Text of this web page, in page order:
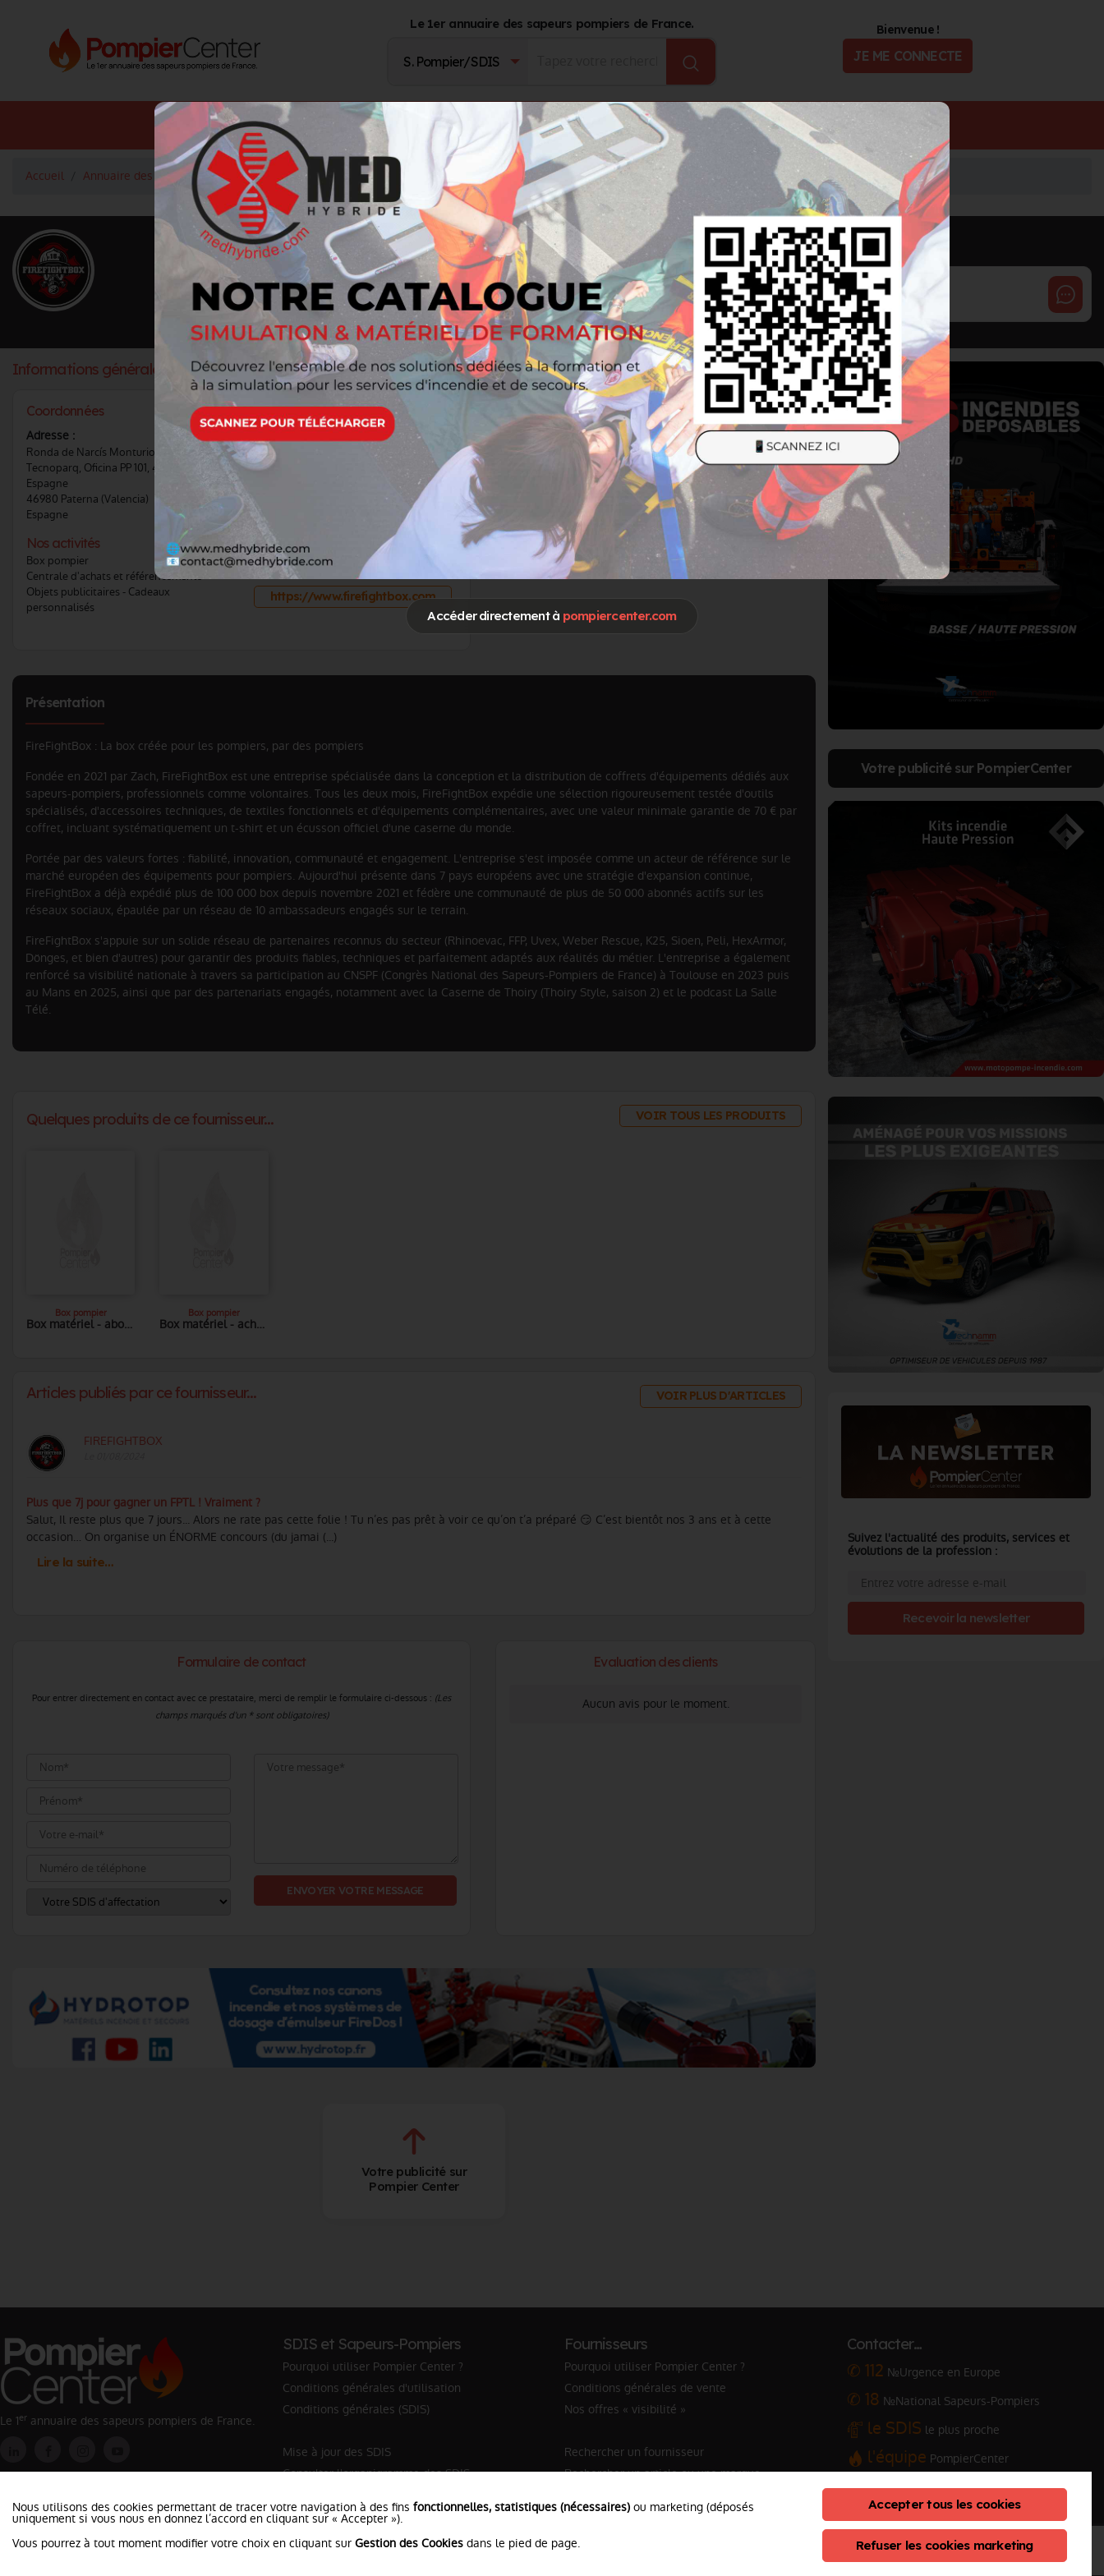
Accéder directement à pompiercenter.com
Le 1er annuaire des sapeurs pompiers de France. Bienvenue !
JE ME CONNECTE
Annuaire SDIS Annuaire Fournisseurs Catalogue Produits Journal d'actualité Offres d'Emploi
Accueil Annuaire des fournisseurs des Métiers du Feu Divers Articles pour amicale FIREFIGHTBOX
<Retour à la liste des fournisseurs
FIREFIGHTBOX
Activité principale
Articles pour amicale
INFORMATIONS MISES À JOUR IL Y A 30 JOURS
Cette page est gérée par :
Deleau Zach
FIREFIGHTBOX
Informations générales :
Coordonnées
Adresse :
Ronda de Narcís Monturiol, 7 y 9, Edificio
Tecnoparq, Oficina PP 101, 46980),
Espagne
46980 Paterna (Valencia)
Espagne
Nos activités
Box pompier
Centrale d'achats et référencements
Objets publicitaires - Cadeaux
personnalisés
Téléphone : Voir le numéro
Site internet
https://www.firefightbox.com
Présentation
FireFightBox : La box créée pour les pompiers, par des pompiers
Fondée en 2021 par Zach, FireFightBox est une entreprise spécialisée dans la conception et la distribution de coffrets d'équipements dédiés aux
sapeurs-pompiers, professionnels comme volontaires. Tous les deux mois, FireFightBox expédie une sélection rigoureusement testée d'outils
spécialisés, d'accessoires techniques, de textiles fonctionnels et d'équipements complémentaires, avec une valeur minimale garantie de 70 € par
coffret, incluant systématiquement un t-shirt et un écusson officiel d'une caserne du monde.
Portée par des valeurs fortes : fiabilité, innovation, communauté et engagement. L'entreprise s'est imposée comme un acteur de référence sur le
marché européen des équipements pour pompiers. Aujourd'hui présente dans 7 pays européens avec une stratégie d'expansion continue,
FireFightBox a déjà expédié plus de 100 000 box depuis novembre 2021 et fédère une communauté de plus de 50 000 abonnés actifs sur les
réseaux sociaux, épaulée par un réseau de 10 ambassadeurs engagés sur le terrain.
FireFightBox s'appuie sur un solide réseau de partenaires reconnus du secteur (Rhinoevac, FFP, Uvex, Weber Rescue, K25, Sioen, Peli, HexArmor,
Dönges, et bien d'autres) pour garantir des produits fiables, techniques et parfaitement adaptés aux réalités du métier. L'entreprise a également
renforcé sa visibilité nationale à travers sa participation au CNSPF (Congrès National des Sapeurs-Pompiers de France) à Toulouse en 2023 puis
au Mans en 2025, ainsi que par des partenariats engagés, notamment avec la Caserne de Thoiry (Thoiry Style, saison 2) et le podcast La Salle
Télé.
Quelques produits de ce fournisseur... VOIR TOUS LES PRODUITS
Box pompier
Box matériel - abonnement
Box pompier
Box matériel - achat unique
VOIR PLUS D'ARTICLES
Articles publiés par ce fournisseur...
FIREFIGHTBOX
Plus que 7j pour gagner un FPTL ! Vraiment ?
Salut, Il reste plus que 7 jours... Alors ne rate pas cette folie ! Tu n’es pas prêt à voir ce qu’on t’a préparé 😏 C’est bientôt nos 3 ans et à cette
occasion… On organise un ÉNORME concours (du jamai (...)
Lire la suite…
Formulaire de contact
Pour entrer directement en contact avec ce prestataire, merci de remplir le formulaire ci-dessous : (Les
champs marqués d'un * sont obligatoires)
ENVOYER VOTRE MESSAGE
Evaluation des clients
Aucun avis pour le moment.
Votre publicité sur
Pompier Center
Votre publicité sur PompierCenter
Suivez l'actualité des produits, services et
évolutions de la profession :
Recevoir la newsletter
Le 1er annuaire des sapeurs pompiers de France.
SDIS et Sapeurs-Pompiers
Pourquoi utiliser Pompier Center ?
Conditions générales d'utilisation
Conditions générales (SDIS)
Mise à jour des SDIS
Consulter l'organigramme des SDIS
Fournisseurs
Pourquoi utiliser Pompier Center ?
Conditions générales de vente
Nos offres « visibilité »
Rechercher un fournisseur
Rechercher un article ou une marque
Contacter…
✆ 112 №Urgence en Europe
✆ 18 №National Sapeurs-Pompiers
le SDIS le plus proche
l'équipe PompierCenter
ClicConnect & Digicalys
Nous utilisons des cookies permettant de tracer votre navigation à des fins fonctionnelles, statistiques (nécessaires) ou marketing (déposés
uniquement si vous nous en donnez l’accord en cliquant sur « Accepter »).
Vous pourrez à tout moment modifier votre choix en cliquant sur Gestion des Cookies dans le pied de page.
Accepter tous les cookies
Refuser les cookies marketing